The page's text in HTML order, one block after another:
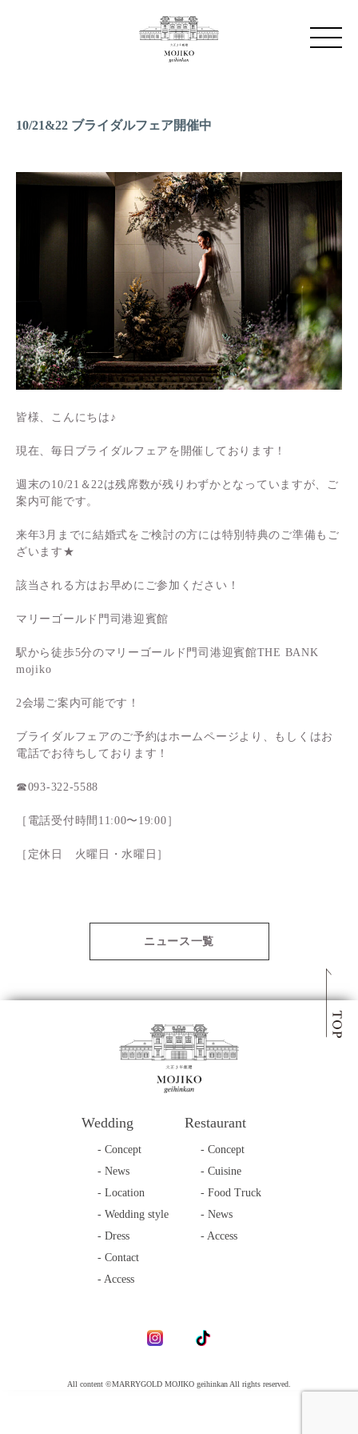
- News
- Location
- Dress
- Contact
- Cuisine
10/21&22 ブライダルフェア開催中
皆様、こんにちは♪
現在、毎日ブライダルフェアを開催しております！
週末の10/21＆22は残席数が残りわずかとなっていますが、ご
案内可能です。
来年3月までに結婚式をご検討の方には特別特典のご準備もご
ざいます★
該当される方はお早めにご参加ください！
マリーゴールド門司港迎賓館
駅から徒歩5分のマリーゴールド門司港迎賓館THE BANK
mojiko
2会場ご案内可能です！
ブライダルフェアのご予約はホームページより、もしくはお
電話でお待ちしております！
☎093-322-5588
［電話受付時間11:00〜19:00］
［定休日 火曜日・水曜日］
ニュース一覧
Wedding
- Concept
- News
- Location
- Wedding style
- Dress
- Contact
- Access
Restaurant
- Concept
- Cuisine
- Food Truck
- News
- Access
All content ©MARRYGOLD MOJIKO geihinkan All rights reserved.